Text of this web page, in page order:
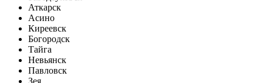
Аткарск
Асино
Киреевск
Богородск
Тайга
Невьянск
Павловск